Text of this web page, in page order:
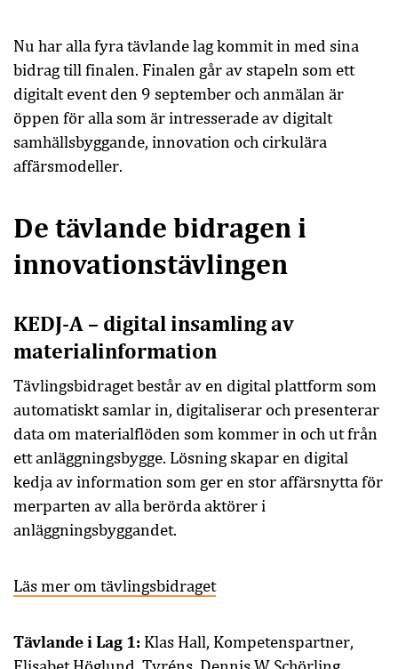
Nu har alla fyra tävlande lag kommit in med sina
bidrag till finalen. Finalen går av stapeln som ett
digitalt event den 9 september och anmälan är
öppen för alla som är intresserade av digitalt
samhällsbyggande, innovation och cirkulära
affärsmodeller.
De tävlande bidragen i
innovationstävlingen
KEDJ-A – digital insamling av
materialinformation
Tävlingsbidraget består av en digital plattform som
automatiskt samlar in, digitaliserar och presenterar
data om materialflöden som kommer in och ut från
ett anläggningsbygge. Lösning skapar en digital
kedja av information som ger en stor affärsnytta för
merparten av alla berörda aktörer i
anläggningsbyggandet.
Läs mer om tävlingsbidraget
Tävlande i Lag 1: Klas Hall, Kompetenspartner,